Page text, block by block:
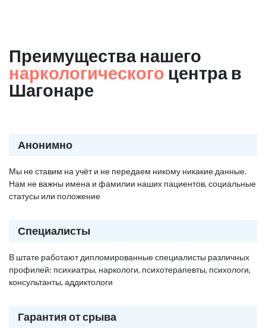
Преимущества нашего
наркологического центра в
Шагонаре
Анонимно
Мы не ставим на учёт и не передаем никому никакие данные.
Нам не важны имена и фамилии наших пациентов, социальные
статусы или положение
Специалисты
В штате работают дипломированные специалисты различных
профилей: психиатры, наркологи, психотерапевты, психологи,
консультанты, аддиктологи
Гарантия от срыва